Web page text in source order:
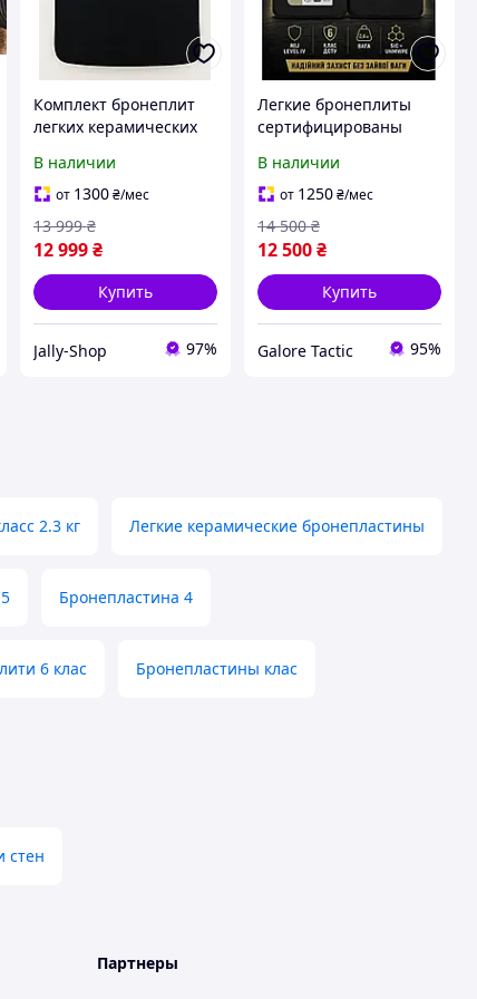
Комплект бронеплит
легких керамических
oxide 5-го класса 25х30
см 2 шт Черный
(2005682918)
В наличии
от 1300 ₴/мес
12 999 ₴
13 999 ₴
Купить
Jally-Shop 97%
Легкие бронеплиты
сертифицированы
бронеплиты NIJ Level IV
(6 класс ДСТУ) 2,4 кг
бронеплиты 6 класс
комплект 2 штуки
В наличии
от 1250₴/мес
12 500₴
14 500 ₴
Купить
Galore Tactic 95%
2.3 кг Легкие керамические бронепластины
Бронепластина 4
6 клас Бронепластины клас
стен
Партнеры